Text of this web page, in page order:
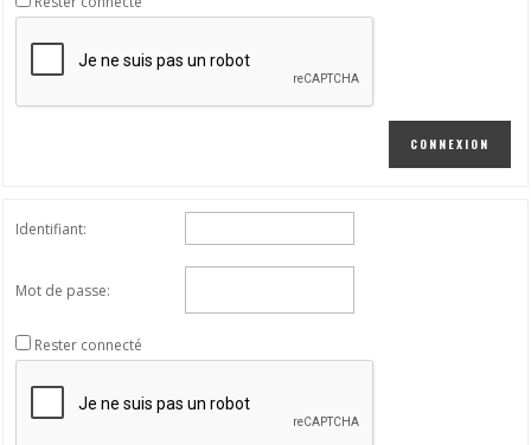
CONNEXION
Identifiant:
Mot de passe:
Rester connecté